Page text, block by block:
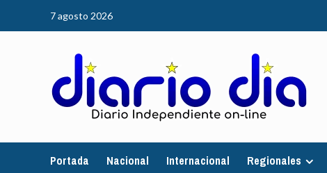
7 agosto 2026
Portada Nacional Internacional Regionales